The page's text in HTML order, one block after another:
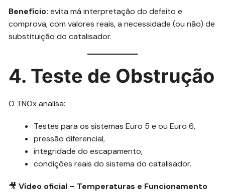
Benefício: evita má interpretação do defeito e
comprova, com valores reais, a necessidade (ou não) de
substituição do catalisador.
4. Teste de Obstrução
O TNOx analisa:
Testes para os sistemas Euro 5 e ou Euro 6,
pressão diferencial,
integridade do escapamento,
condições reais do sistema do catalisador.
🎥Vídeo oficial – Temperaturas e Funcionamento